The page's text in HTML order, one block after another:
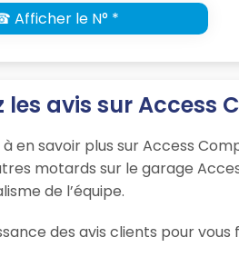
Afficher le N° *
les avis sur Access
en savoir plus sur Access
motards sur le garage
de l’équipe.
des avis clients pour